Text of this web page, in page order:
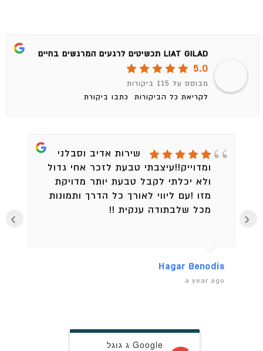
LIAT GILAD תכשיטים לרגעים המרגשים בחיים
5.0
מבוסס על 115 ביקורות
לקריאת כל הביקורות
כתבו ביקורת
שירות אדיב וסבלני
ומדוייק!!עיצבתי טבעת לזכר אחי גדול
ולא יכלתי לקבל טבעת יותר מדויקת
מזו !עם ליווי לאורך כל הדרך ותמונות
מכל שלבתודה ענקית !!
Hagar Benodis
a year ago
‹
›
Google ג גוגל